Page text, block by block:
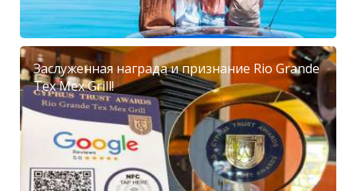
Заслуженная награда и признание Rio Grande
Tex Mex Grill!